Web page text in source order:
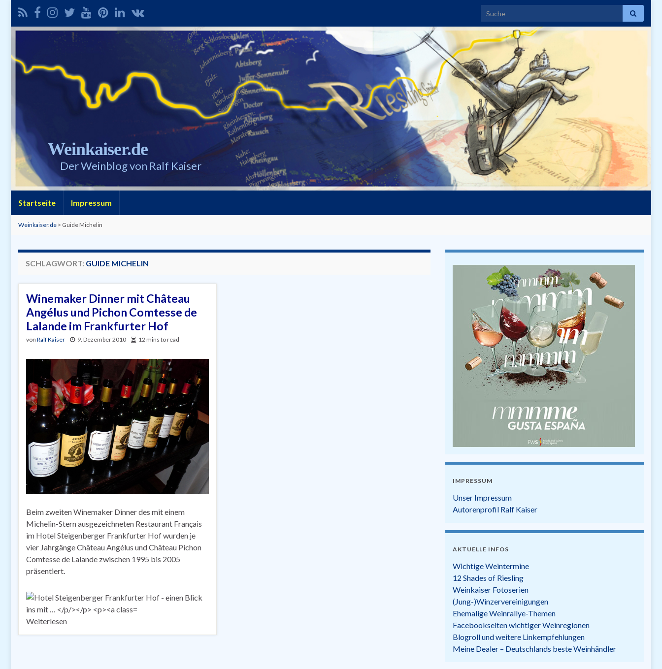
Search for:
Weinkaiser.de
Der Weinblog von Ralf Kaiser
Startseite Impressum
Weinkaiser.de > Guide Michelin
SCHLAGWORT: GUIDE MICHELIN
Winemaker Dinner mit Château
Angélus und Pichon Comtesse de
Lalande im Frankfurter Hof
von Ralf Kaiser 9. Dezember 2010 12 mins to read
Beim zweiten Winemaker Dinner des mit einem
Michelin-Stern ausgezeichneten Restaurant Français
im Hotel Steigenberger Frankfurter Hof wurden je
vier Jahrgänge Château Angélus und Château Pichon
Comtesse de Lalande zwischen 1995 bis 2005
präsentiert.
Weiterlesen
IMPRESSUM
Unser Impressum
Autorenprofil Ralf Kaiser
AKTUELLE INFOS
Wichtige Weintermine
12 Shades of Riesling
Weinkaiser Fotoserien
(Jung-)Winzervereinigungen
Ehemalige Weinrallye-Themen
Facebookseiten wichtiger Weinregionen
Blogroll und weitere Linkempfehlungen
Meine Dealer – Deutschlands beste Weinhändler